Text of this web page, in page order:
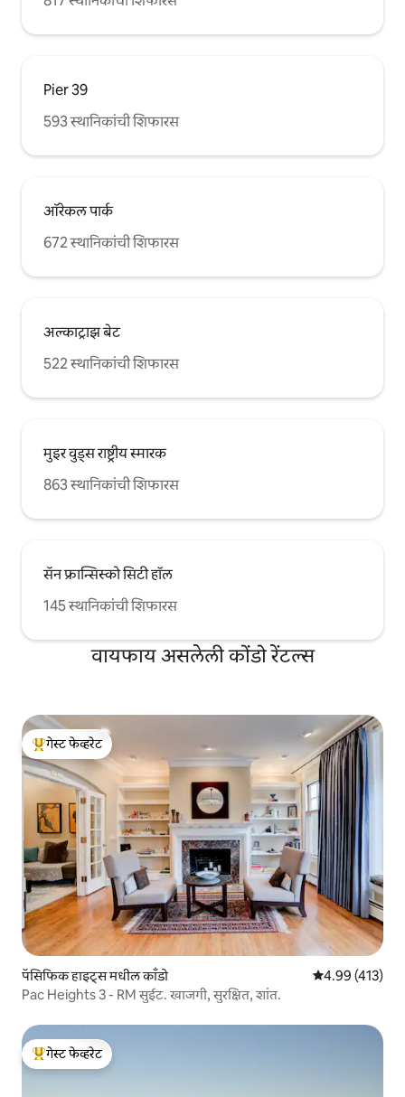
Pier 39
593 स्थानिकांची शिफारस
ऑरेकल पार्क
672 स्थानिकांची शिफारस
अल्काट्राझ बेट
522 स्थानिकांची शिफारस
मुइर वुड्स राष्ट्रीय स्मारक
863 स्थानिकांची शिफारस
सॅन फ्रान्सिस्को सिटी हॉल
145 स्थानिकांची शिफारस
वायफाय असलेली कोंडो रेंटल्स
टॉप गेस्ट फेव्हरेट
गेस्ट फेव्हरेट
पॅसिफिक हाइट्स मधील काँडो 5 पैकी 4.99
4.99 (413)
Pac Heights 3 - RM सुईट. खाजगी, सुरक्षित, शांत.
टॉप गेस्ट फेव्हरेट
गेस्ट फेव्हरेट